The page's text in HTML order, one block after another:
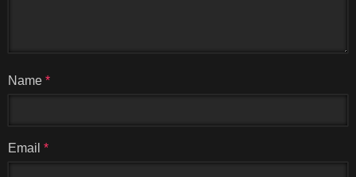
Name *
Email *